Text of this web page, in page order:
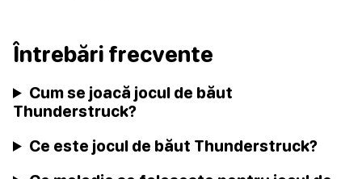
Întrebări frecvente
Cum se joacă jocul de băut
Thunderstruck?
Ce este jocul de băut Thunderstruck?